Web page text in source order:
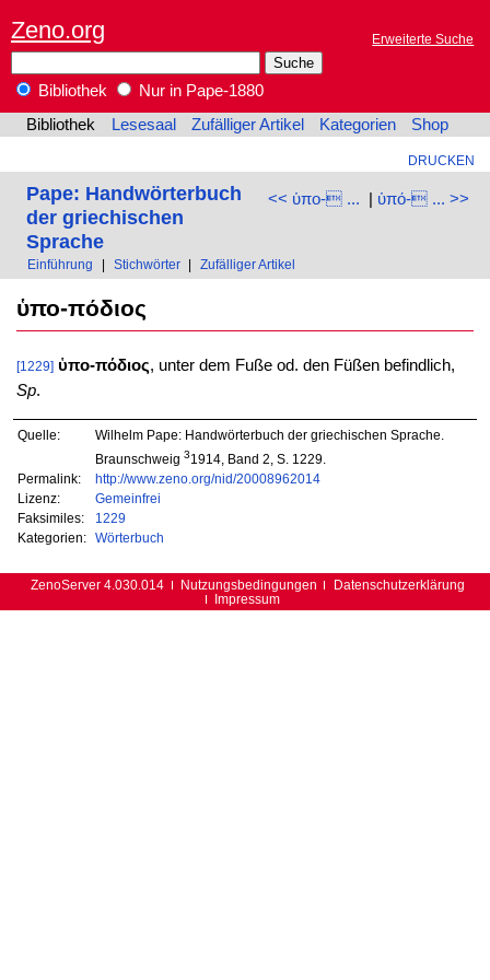
Zeno.org Erweiterte Suche
Bibliothek
Nur in Pape-1880
Bibliothek
Lesesaal Zufälliger Artikel Kategorien Shop
DRUCKEN
<< ὑπο- ... | ὑπό- ... >>
Pape: Handwörterbuch
der griechischen
Sprache
Einführung Stichwörter Zufälliger Artikel
ὑπο-πόδιος
[1229] ὑπο-πόδιος, unter dem Fuße od. den Füßen befindlich,
Sp.
Quelle:
Wilhelm Pape: Handwörterbuch der griechischen Sprache.
Braunschweig 31914, Band 2, S. 1229.
Permalink:
http://www.zeno.org/nid/20008962014
Lizenz:
Gemeinfrei
Faksimiles:
1229
Kategorien:
Wörterbuch
ZenoServer 4.030.014 Nutzungsbedingungen
Datenschutzerklärung
Impressum